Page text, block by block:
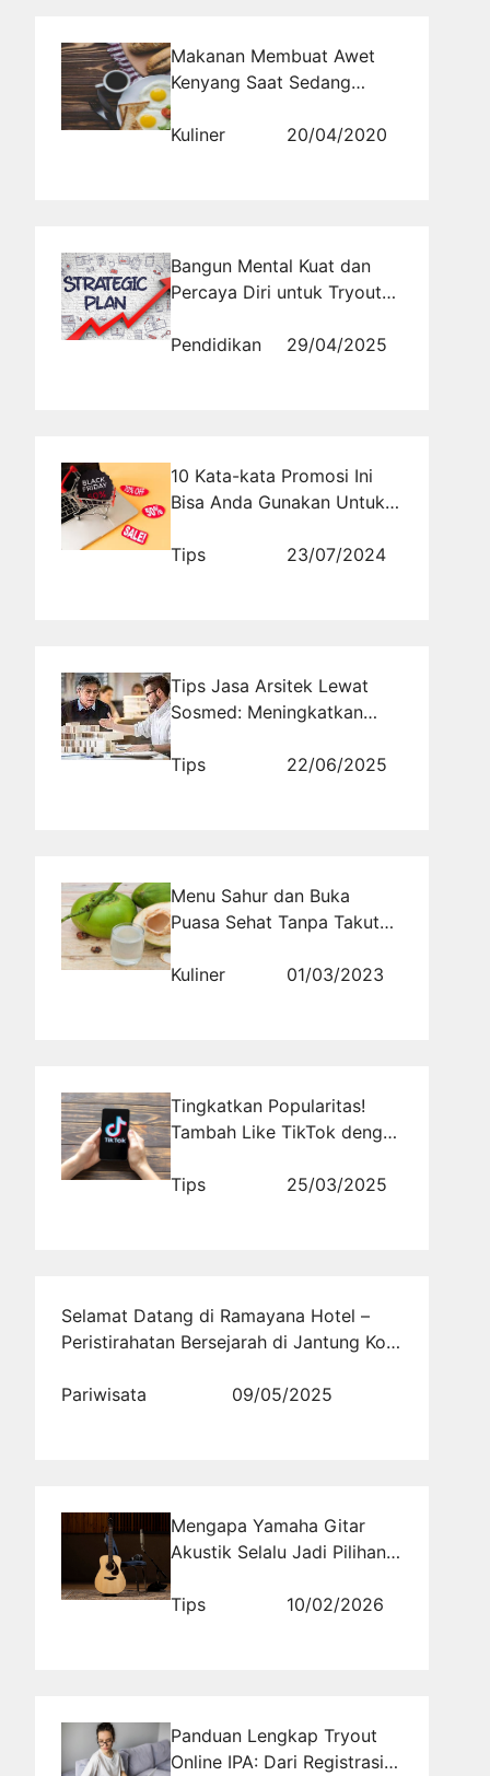
Makanan Membuat Awet
Kenyang Saat Sedang
Kuliner
20/04/2020
Bangun Mental Kuat dan
Percaya Diri untuk Tryout
Pendidikan
29/04/2025
10 Kata-kata Promosi Ini
Bisa Anda Gunakan Untuk
Konsumen
Tips 23/07/2024
Tips Jasa Arsitek Lewat
Sosmed: Meningkatkan
Proyek Anda
Tips 22/06/2025
Menu Sahur dan Buka
Puasa Sehat Tanpa Takut
Kuliner
01/03/2023
Tingkatkan Popularitas!
Tambah Like TikTok dengan
Tips
25/03/2025
Selamat Datang di Ramayana Hotel –
Peristirahatan Bersejarah di Jantung Kota
Pariwisata
09/05/2025
Mengapa Yamaha Gitar
Akustik Selalu Jadi Pilihan
di Sini!
Tips 10/02/2026
Panduan Lengkap Tryout
Online IPA: Dari Registrasi